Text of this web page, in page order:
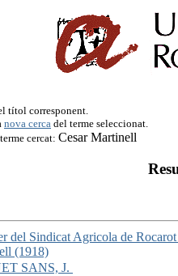
títol corresponent.
nova cerca del terme seleccionat.
cercat: Cesar Martinell
del Sindicat Agricola de
(1918)
SANS, J.